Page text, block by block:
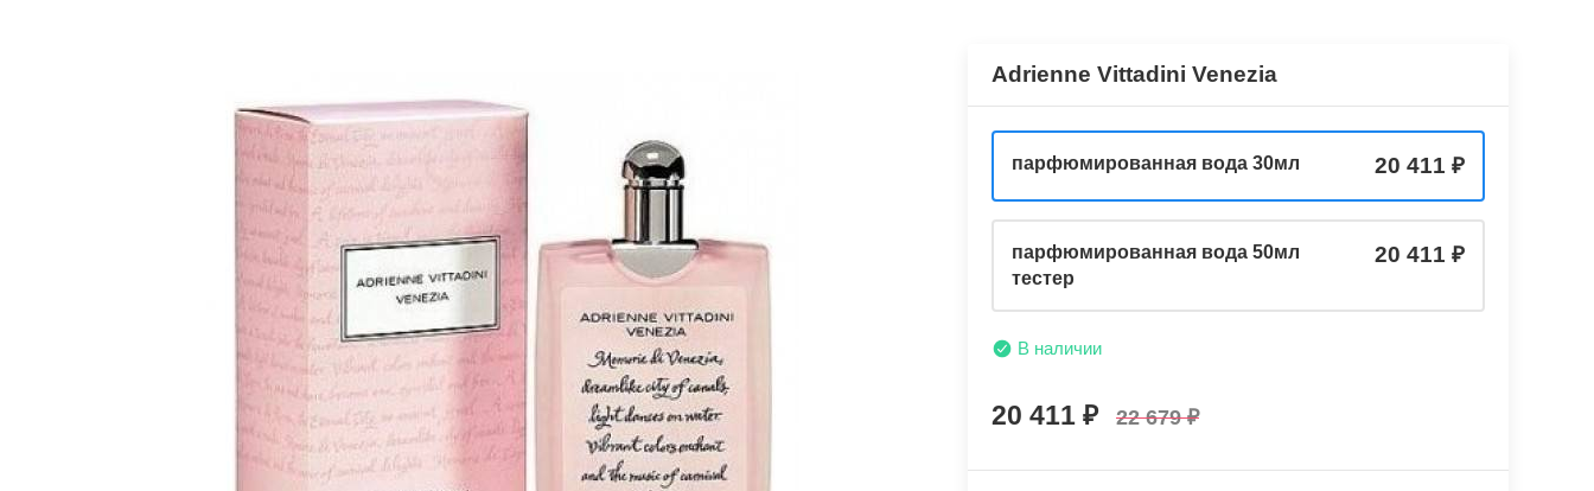
Adrienne Vittadini Venezia
парфюмированная вода 30мл 20 411
парфюмированная вода 50мл
тестер
20 411
В наличии
20 411 22 679